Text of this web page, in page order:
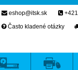
eshop@itsk.sk
Často kladené otázky